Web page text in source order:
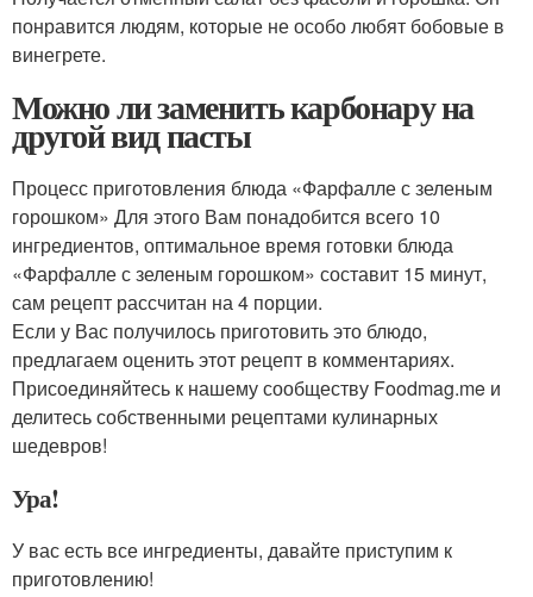
понравится людям, которые не особо любят бобовые в
винегрете.
Можно ли заменить карбонару на
другой вид пасты
Процесс приготовления блюда «Фарфалле с зеленым
горошком» Для этого Вам понадобится всего 10
ингредиентов, оптимальное время готовки блюда
«Фарфалле с зеленым горошком» составит 15 минут,
сам рецепт рассчитан на 4 порции.
Если у Вас получилось приготовить это блюдо,
предлагаем оценить этот рецепт в комментариях.
Присоединяйтесь к нашему сообществу Foodmag.me и
делитесь собственными рецептами кулинарных
шедевров!
Ура!
У вас есть все ингредиенты, давайте приступим к
приготовлению!